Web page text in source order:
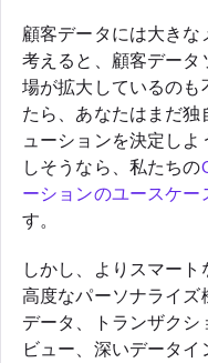
顧客データには大き
考えると、顧客デー
場が拡大しているの
たら、あなたはまだ独
ューションを決定し
しそうなら、私たちの
ーションのユースケー
す。
しかし、よりスマート
高度なパーソナライ
データ、トランザク
ビュー、深いデータ